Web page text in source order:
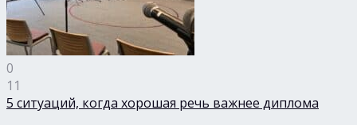
0
11
5 ситуаций, когда хорошая речь важнее диплома